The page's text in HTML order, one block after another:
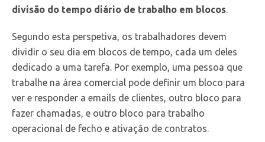
divisão do tempo diário de trabalho em blocos
Segundo esta perspetiva, os trabalhadores devem
dividir o seu dia em blocos de tempo, cada um deles
dedicado a uma tarefa. Por exemplo, uma pessoa que
trabalhe na área comercial pode definir um bloco para
ver e responder a emails de clientes, outro bloco para
fazer chamadas, e outro bloco para trabalho
operacional de fecho e ativação de contratos.